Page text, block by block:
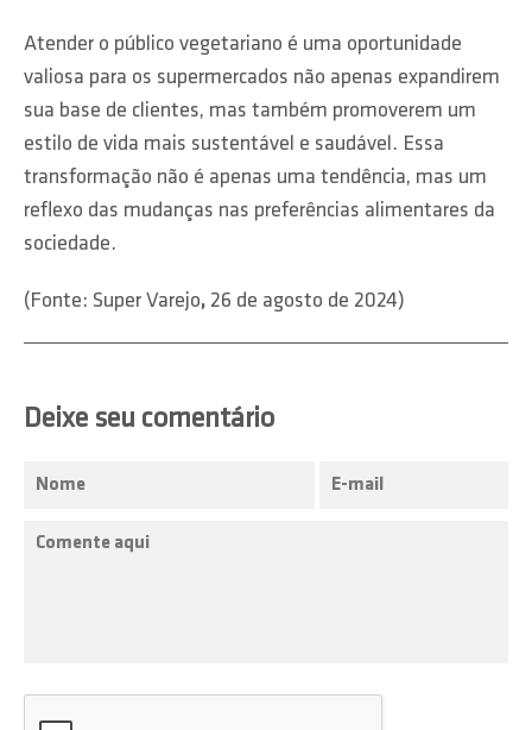
Atender o público vegetariano é uma oportunidade
valiosa para os supermercados não apenas expandirem
sua base de clientes, mas também promoverem um
estilo de vida mais sustentável e saudável. Essa
transformação não é apenas uma tendência, mas um
reflexo das mudanças nas preferências alimentares da
sociedade.
(Fonte: Super Varejo, 26 de agosto de 2024)
Deixe seu comentário